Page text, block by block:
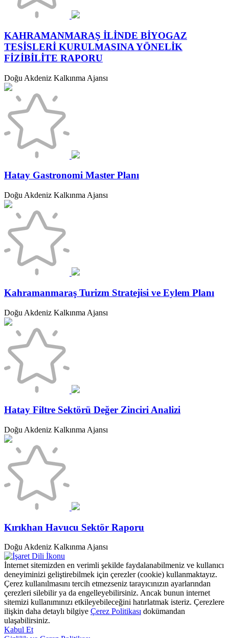
KAHRAMANMARAŞ İLİNDE BİYOGAZ
TESİSLERİ KURULMASINA YÖNELİK
FİZİBİLİTE RAPORU
Doğu Akdeniz Kalkınma Ajansı
Hatay Gastronomi Master Planı
Doğu Akdeniz Kalkınma Ajansı
Kahramanmaraş Turizm Stratejisi ve Eylem Planı
Doğu Akdeniz Kalkınma Ajansı
Hatay Filtre Sektörü Değer Zinciri Analizi
Doğu Akdeniz Kalkınma Ajansı
Kırıkhan Havucu Sektör Raporu
Doğu Akdeniz Kalkınma Ajansı
İnternet sitemizden en verimli şekilde faydalanabilmeniz ve kullanıcı
deneyiminizi geliştirebilmek için çerezler (cookie) kullanmaktayız.
Çerez kullanılmasını tercih etmezseniz tarayıcınızın ayarlarından
çerezleri silebilir ya da engelleyebilirsiniz. Ancak bunun internet
sitemizi kullanımınızı etkileyebileceğini hatırlatmak isteriz. Çerezlere
ilişkin daha detaylı bilgiye Çerez Politikası dokümandan
ulaşabilirsiniz.
Kabul Et